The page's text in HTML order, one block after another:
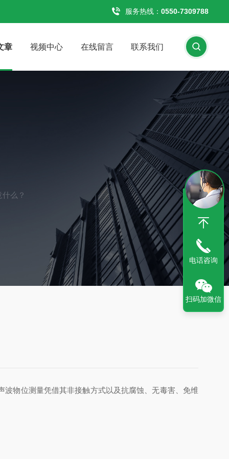
服务热线： 0550-7309788
章 视频中心 在线留言 联系我们
么？
物位测量凭借其非接触方式以及抗腐蚀、无毒害、免维
电话咨询
扫码加微信